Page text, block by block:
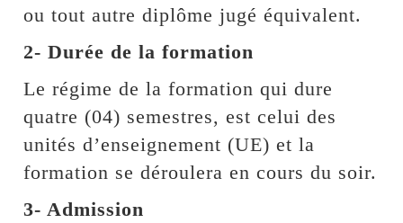
ou tout autre diplôme jugé équivalent.
2- Durée de la formation
Le régime de la formation qui dure
quatre (04) semestres, est celui des
unités d’enseignement (UE) et la
formation se déroulera en cours du soir.
3- Admission